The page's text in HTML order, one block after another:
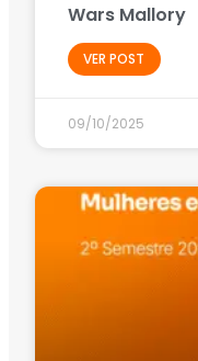
Wars Mallory
VER POST
09/10/2025